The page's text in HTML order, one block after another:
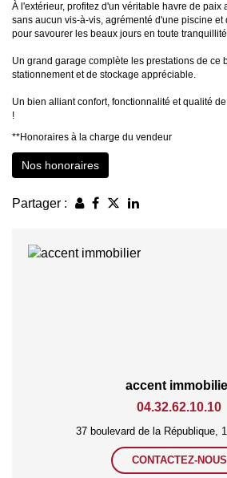
À l'extérieur, profitez d'un véritable havre de paix
sans aucun vis-à-vis, agrémenté d'une piscine
pour savourer les beaux jours en toute
Un grand garage complète les prestations de ce
stationnement et de stockage appréciable.
Un bien alliant confort, fonctionnalité et qualité
!
**Honoraires à la charge du vendeur
Nos honoraires
Partager :
accent
04.32.62.10.10
37 boulevard de la République,
CONTACTEZ-NOUS